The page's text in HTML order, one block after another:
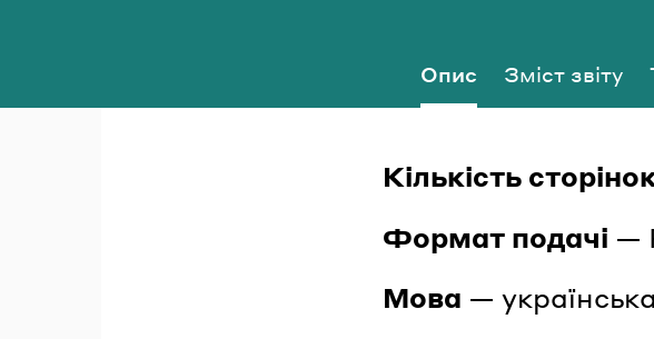
Опис Зміст звіту
Кількість
Формат подачі —
Мова — українська